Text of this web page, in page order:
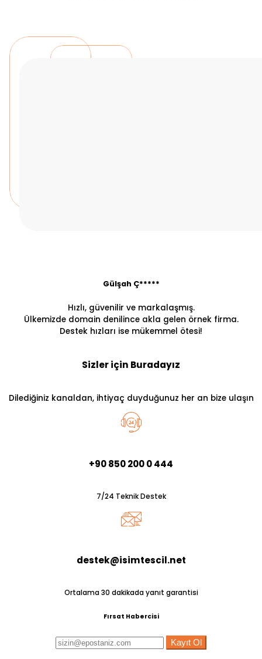
Gülşah Ç*****
Hızlı, güvenilir ve markalaşmış.
Ülkemizde domain denilince akla gelen örnek firma.
Destek hızları ise mükemmel ötesi!
Sizler için Buradayız
Dilediğiniz kanaldan, ihtiyaç duyduğunuz her an bize ulaşın
+90 850 200 0 444
7/24 Teknik Destek
destek@isimtescil.net
Ortalama 30 dakikada yanıt garantisi
Fırsat Habercisi
Kayıt Ol